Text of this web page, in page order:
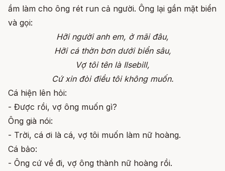
ầm làm cho ông rét run cả người. Ông lại gần mặt biển
và gọi:
Hỡi người anh em, ở mãi đâu,
Hỡi cá thờn bơn dưới biển sâu,
Vợ tôi tên là Ilsebill,
Cứ xin đòi điều tôi không muốn.
Cá hiện lên hỏi:
- Được rồi, vợ ông muốn gì?
Ông già nói:
- Trời, cá ơi là cá, vợ tôi muốn làm nữ hoàng.
Cá bảo:
- Ông cứ về đi, vợ ông thành nữ hoàng rồi.